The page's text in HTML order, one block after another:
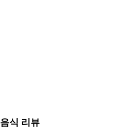
음식 리뷰